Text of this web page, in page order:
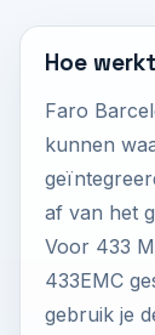
Hoe
Faro
kunnen
af van het
Voor 433
433EMC
gebruik je